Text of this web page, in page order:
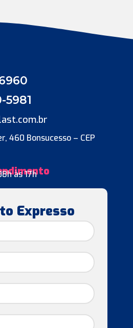
5981
460 Bonsucesso – CEP
às 17h
Expresso